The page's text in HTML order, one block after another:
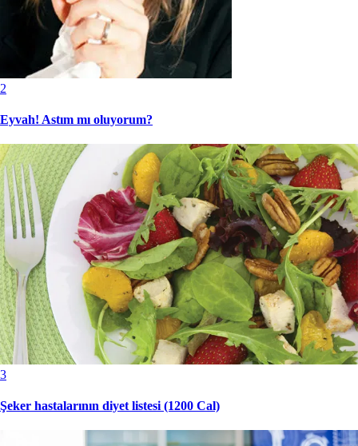
2
Eyvah! Astım mı oluyorum?
3
Şeker hastalarının diyet listesi (1200 Cal)